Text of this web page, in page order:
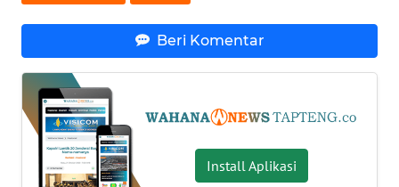
Beri Komentar
Install Aplikasi
WN
WN
GORONTALO
WN
SULUT